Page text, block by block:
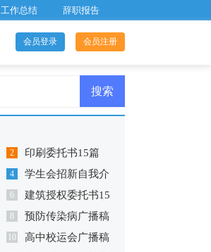
工作总结 辞职报告
会员登录 会员注册
2 印刷委托书15篇
4
学生会招新自我介
绍12篇
6
建筑授权委托书15
篇
8 预防传染病广播稿
10
高中校运会广播稿